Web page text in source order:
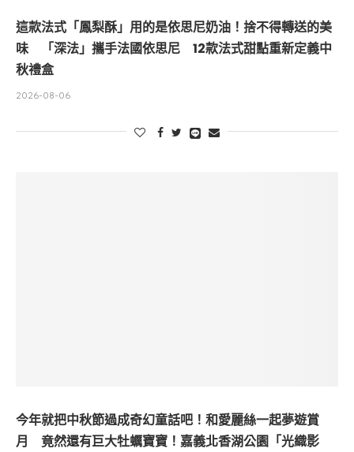
這款法式「鳳梨酥」用的是依思尼奶油！捨不得轉送的美
味 「深法」攜手法國依思尼 12款法式甜點重新定義中
秋禮盒
2026-08-06
今年就把中秋節過成奇幻童話吧！和愛麗絲一起夢遊賞
月 竟然還有巨大牡蠣寶寶！嘉義北香湖公園「光織影